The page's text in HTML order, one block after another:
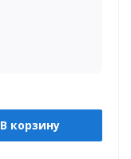
В корзину